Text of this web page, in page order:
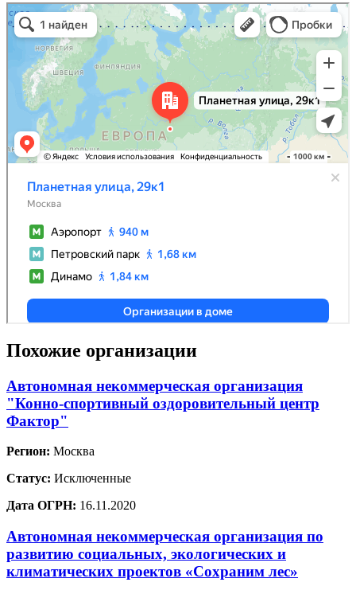
Похожие организации
Автономная некоммерческая организация
"Конно-спортивный оздоровительный центр
Фактор"
Регион: Москва
Статус: Исключенные
Дата ОГРН: 16.11.2020
Автономная некоммерческая организация по
развитию социальных, экологических и
климатических проектов «Сохраним лес»